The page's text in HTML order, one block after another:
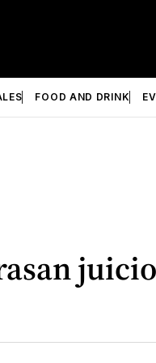
FOOD AND DRINK